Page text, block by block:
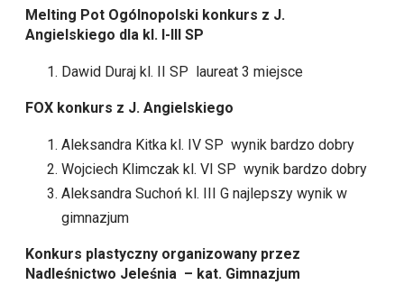
Melting Pot Ogólnopolski konkurs z J.
Angielskiego dla kl. I-III SP
Dawid Duraj kl. II SP laureat 3 miejsce
FOX konkurs z J. Angielskiego
Aleksandra Kitka kl. IV SP wynik bardzo dobry
Wojciech Klimczak kl. VI SP wynik bardzo dobry
Aleksandra Suchoń kl. III G najlepszy wynik w
gimnazjum
Konkurs plastyczny organizowany przez
Nadleśnictwo Jeleśnia – kat. Gimnazjum